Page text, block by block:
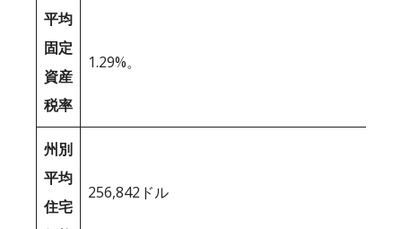
平均
固定
資産
税率
1.29%。
州別
平均
住宅
256,842ドル